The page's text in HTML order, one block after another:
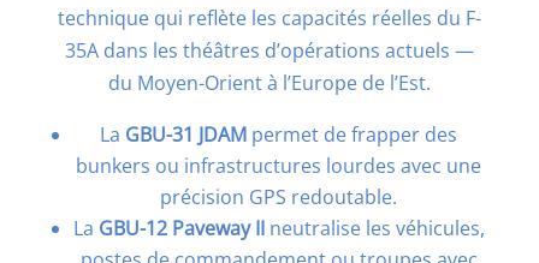
technique qui reflète les capacités réelles du F-
35A dans les théâtres d’opérations actuels —
du Moyen-Orient à l’Europe de l’Est.
La GBU-31 JDAM permet de frapper des
bunkers ou infrastructures lourdes avec une
précision GPS redoutable.
La GBU-12 Paveway IIneutralise les véhicules,